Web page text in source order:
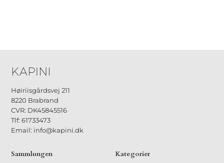
Høiriisgårdsvej 211
8220 Brabrand
CVR: DK45845516
Tlf: 61733473
Email: info@kapini.dk
Sammlungen Kategorier